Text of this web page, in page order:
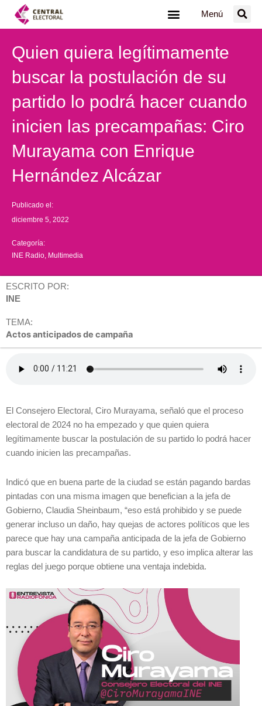
Menú
Quien quiera legítimamente
buscar la postulación de su
partido lo podrá hacer cuando
inicien las precampañas: Ciro
Murayama con Enrique
Hernández Alcázar
Publicado el:
diciembre 5, 2022
Categoría:
INE Radio Multimedia
ESCRITO POR:
INE
TEMA:
Actos anticipados de campaña
El Consejero Electoral, Ciro Murayama, señaló que el proceso
electoral de 2024 no ha empezado y que quien quiera
legítimamente buscar la postulación de su partido lo podrá hacer
cuando inicien las precampañas.
Indicó que en buena parte de la ciudad se están pagando bardas
pintadas con una misma imagen que benefician a la jefa de
Gobierno, Claudia Sheinbaum, “eso está prohibido y se puede
generar incluso un daño, hay quejas de actores políticos que les
parece que hay una campaña anticipada de la jefa de Gobierno
para buscar la candidatura de su partido, y eso implica alterar las
reglas del juego porque obtiene una ventaja indebida.